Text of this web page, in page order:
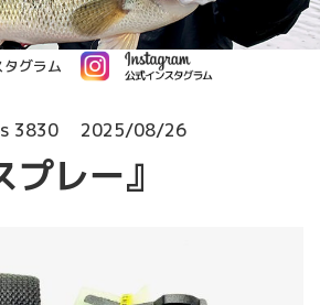
グラム
3830 2025/08/26
プレー』